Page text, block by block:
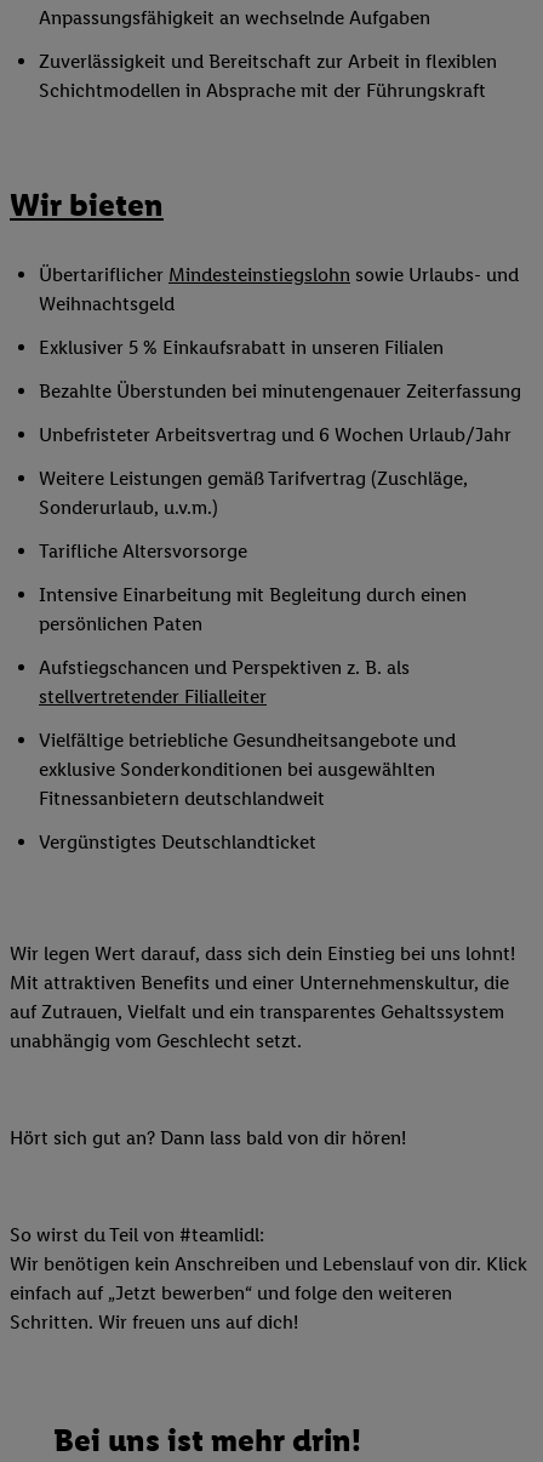
Anpassungsfähigkeit an wechselnde Aufgaben
Zuverlässigkeit und Bereitschaft zur Arbeit in flexiblen
Schichtmodellen in Absprache mit der Führungskraft
Wir bieten
Übertariflicher Mindesteinstiegslohn sowie Urlaubs- und
Weihnachtsgeld
Exklusiver 5 % Einkaufsrabatt in unseren Filialen
Bezahlte Überstunden bei minutengenauer Zeiterfassung
Unbefristeter Arbeitsvertrag und 6 Wochen Urlaub/Jahr
Weitere Leistungen gemäß Tarifvertrag (Zuschläge,
Sonderurlaub, u.v.m.)
Tarifliche Altersvorsorge
Intensive Einarbeitung mit Begleitung durch einen
persönlichen Paten
Aufstiegschancen und Perspektiven z. B. als
stellvertretender Filialleiter
Vielfältige betriebliche Gesundheitsangebote und
exklusive Sonderkonditionen bei ausgewählten
Fitnessanbietern deutschlandweit
Vergünstigtes Deutschlandticket
Wir legen Wert darauf, dass sich dein Einstieg bei uns lohnt!
Mit attraktiven Benefits und einer Unternehmenskultur, die
auf Zutrauen, Vielfalt und ein transparentes Gehaltssystem
unabhängig vom Geschlecht setzt.
Hört sich gut an? Dann lass bald von dir hören!
So wirst du Teil von #teamlidl:
Wir benötigen kein Anschreiben und Lebenslauf von dir. Klick
einfach auf „Jetzt bewerben“ und folge den weiteren
Schritten. Wir freuen uns auf dich!
Bei uns ist mehr drin!